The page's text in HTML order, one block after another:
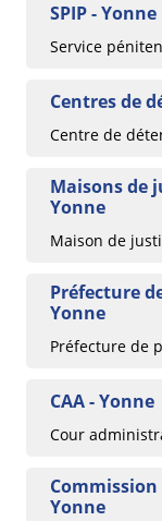
SPIP - Yonne
Service
Centres de
Centre de
Maisons de
Yonne
Maison de
Préfecture
Yonne
Préfecture de
CAA - Yonne
Cour
Yonne